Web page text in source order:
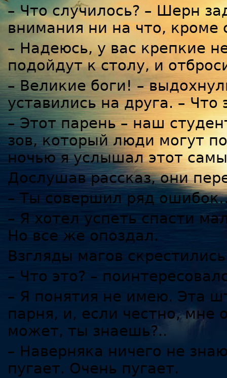
– Что случилось? – Шерн
внимания ни на что, кроме
– Надеюсь, у вас крепкие
подойдут к столу, и
– Великие боги! –
уставились на друга. – Что
– Этот парень – наш
зов, который люди могут
ночью я услышал этот
Дослушав рассказ, они
– Ты совершил ряд
– Я хотел успеть спасти
Но все же опоздал.
Взгляды магов
– Что это? –
– Я понятия не имею. Эта
парня, и, если честно, мне
может, ты знаешь?..
– Наверняка ничего не
пугает. Очень пугает.